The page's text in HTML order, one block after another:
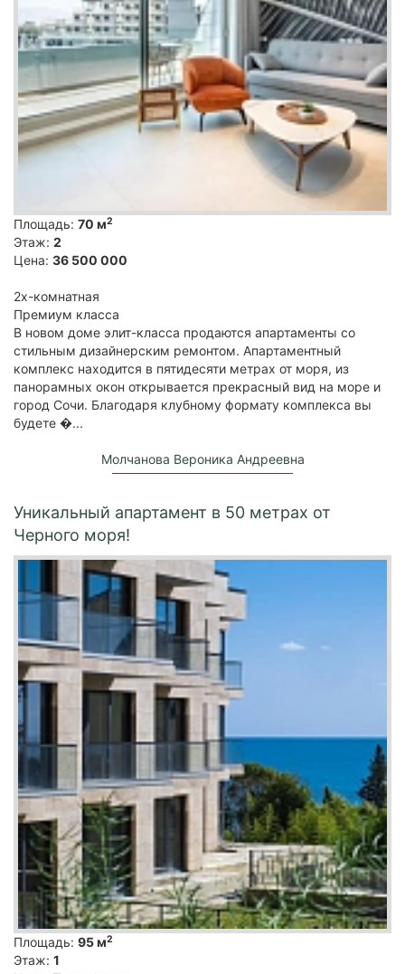
Площадь: 70 м2
Этаж: 2
Цена: 36 500 000
2х-комнатная
Премиум класса
В новом доме элит-класса продаются апартаменты со
стильным дизайнерским ремонтом. Апартаментный
комплекс находится в пятидесяти метрах от моря, из
панорамных окон открывается прекрасный вид на море и
город Сочи. Благодаря клубному формату комплекса вы
будете �...
Молчанова Вероника Андреевна
Уникальный апартамент в 50 метрах от
Черного моря!
Площадь: 95 м2
Этаж: 1